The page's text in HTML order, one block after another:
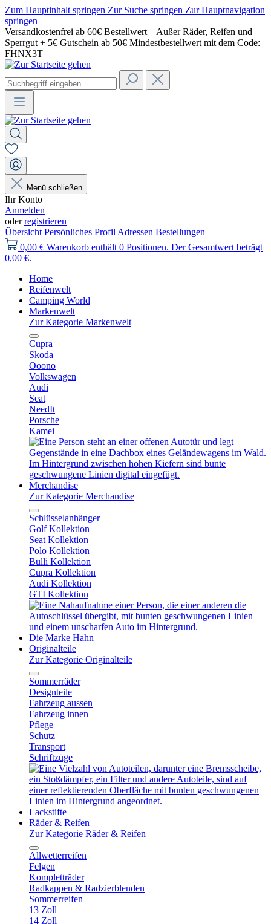
Zum Hauptinhalt springen Zur Suche springen Zur Hauptnavigation
springen
Versandkostenfrei ab 60€ Bestellwert – Außer Räder, Reifen und
Sperrgut + 5€ Gutschein ab 50€ Mindestbestellwert mit dem Code:
FHNX3T
Menü schließen
Ihr Konto
Anmelden
oderregistrieren
Übersicht Persönliches Profil Adressen Bestellungen
0,00 € Warenkorb enthält 0 Positionen. Der Gesamtwert beträgt
0,00 €.
Home
Reifenwelt
Camping World
Markenwelt
Zur Kategorie Markenwelt
Cupra
Skoda
Ooono
Volkswagen
Audi
Seat
NeedIt
Porsche
Kamei
Merchandise
Zur Kategorie Merchandise
Schlüsselanhänger
Golf Kollektion
Seat Kollektion
Polo Kollektion
Bulli Kollektion
Cupra Kollektion
Audi Kollektion
GTI Kollektion
Die Marke Hahn
Originalteile
Zur Kategorie Originalteile
Sommerräder
Designteile
Fahrzeug aussen
Fahrzeug innen
Pflege
Schutz
Transport
Schriftzüge
Lackstifte
Räder & Reifen
Zur Kategorie Räder & Reifen
Allwetterreifen
Felgen
Kompletträder
Radkappen & Radzierblenden
Sommerreifen
13 Zoll
14 Zoll